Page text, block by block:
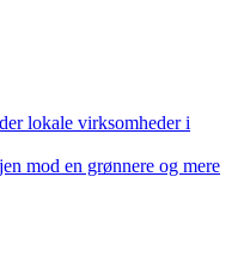
lokale virksomheder i
mod en grønnere og mere